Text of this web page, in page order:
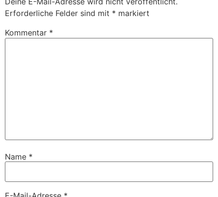
Erforderliche Felder sind mit * markiert
Kommentar *
Name *